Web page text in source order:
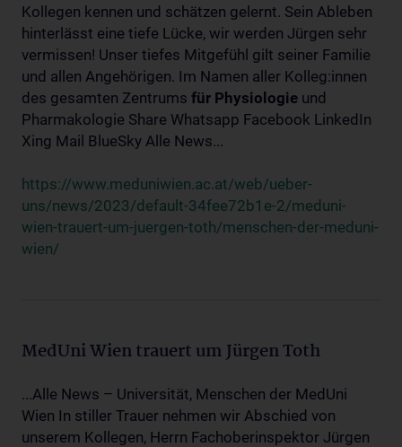
Kollegen kennen und schätzen gelernt. Sein Ableben
hinterlässt eine tiefe Lücke, wir werden Jürgen sehr
vermissen! Unser tiefes Mitgefühl gilt seiner Familie
und allen Angehörigen. Im Namen aller Kolleg:innen
des gesamten Zentrums für Physiologie und
Pharmakologie Share Whatsapp Facebook LinkedIn
Xing Mail BlueSky Alle News...
https://www.meduniwien.ac.at/web/ueber-
uns/news/2023/default-34fee72b1e-2/meduni-
wien-trauert-um-juergen-toth/menschen-der-meduni-
wien/
MedUni Wien trauert um Jürgen Toth
...Alle News – Universität, Menschen der MedUni
Wien In stiller Trauer nehmen wir Abschied von
unserem Kollegen, Herrn Fachoberinspektor Jürgen